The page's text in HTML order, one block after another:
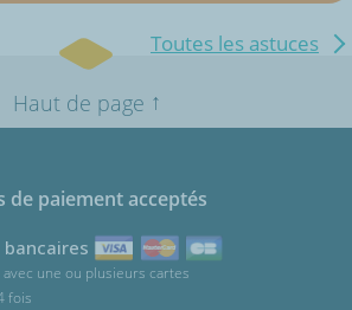
Toutes les astuces
Haut de page ↑
de paiement acceptés
bancaires
avec une ou plusieurs cartes
fois